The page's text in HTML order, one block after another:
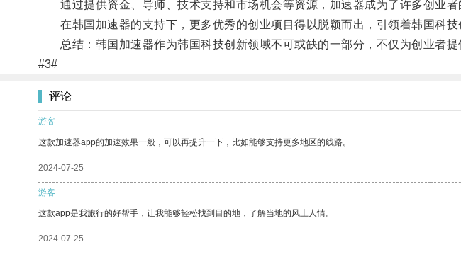
通过提供资金、导师、技术支持和市场机会等资源，加速器成为了许多创业者
在韩国加速器的支持下，更多优秀的创业项目得以脱颖而出，引领着韩国科技
总结：韩国加速器作为韩国科技创新领域不可或缺的一部分，不仅为创业者提
#3#
评论
游客
这款加速器app的加速效果一般，可以再提升一下，比如能够支持更多地区的线路。
2024-07-25
游客
这款app是我旅行的好帮手，让我能够轻松找到目的地，了解当地的风土人情。
2024-07-25